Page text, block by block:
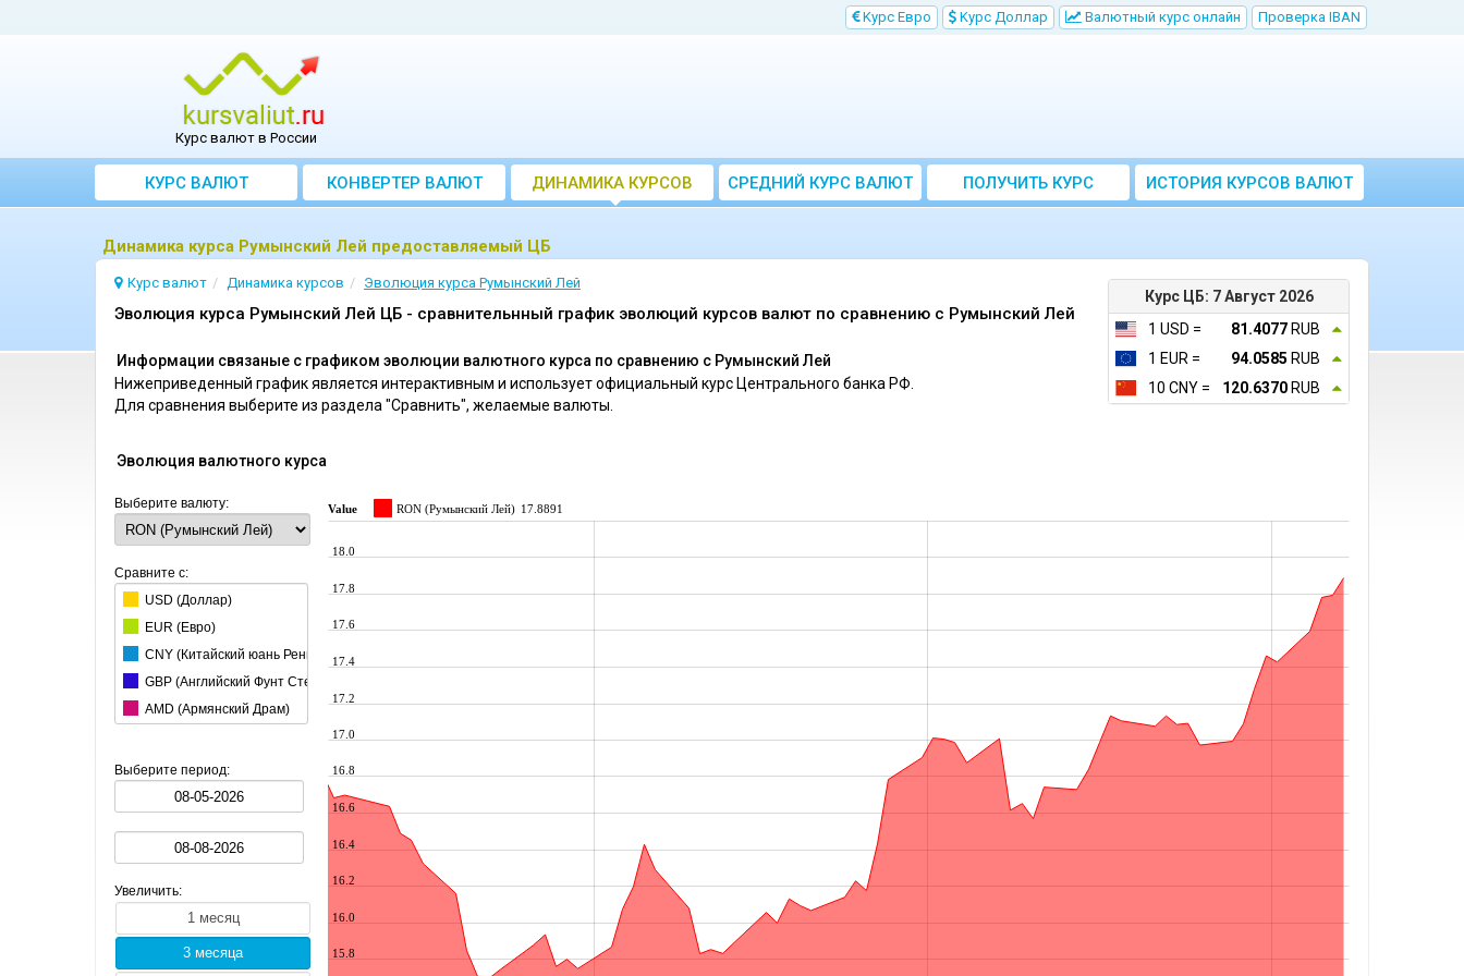
Kурс Евро Kурс Доллар Bалютный курс онлайн Проверка IBAN
Курс валют в России
КУРС ВАЛЮТ КОНВЕРТЕР ВАЛЮТ ДИНАМИКА КУРСОВ
CРЕДНИЙ КУРС ВАЛЮТ
ЗА МЕСЯЦ
ПОЛУЧИТЬ КУРС
ВАЛЮТ ЦБ
ИСТОРИЯ КУРСОВ ВАЛЮТ
ЦБ РФ
Динамика курса Румынский Лей предоставляемый ЦБ
Курс ЦБ: 7 Август 2026
1 USD =
81.4077 RUB
1 EUR =
94.0585 RUB
10 CNY =
120.6370 RUB
Курс валют Динамика курсов Эволюция курсa Румынский Лей
Эволюция курса Румынский Лей ЦБ - сравнительнный график эволюций курсов валют по сравнению c Румынский Лей
Информации связаные с графиком эволюции валютного курса по сравнению c Румынский Лей
Нижеприведенный график является интерактивным и использует официальный курс Центрального банка РФ.
Для сравнения выберите из раздела "Сравнить", желаемые валюты.
Эволюция валютного курса
Выберите валюту:
Сравните с:
USD (Доллар)
EUR (Евро)
CNY (Китайский юань Ренминби)
GBP (Английский Фунт Стерлингов)
AMD (Армянский Драм)
AZN (Азербайджанский Манат)
BGN (Болгарский Лев)
BRL (Бразильский реал)
CAD (Канадский Доллар)
CHF (Швейцарский Франк)
CZK (Чешская Крона)
Выберите период:
Увеличить:
Value RON (Румынский Лей) 17.8891
15.8
16.0
16.2
16.4
16.6
16.8
17.0
17.2
17.4
17.6
17.8
18.0